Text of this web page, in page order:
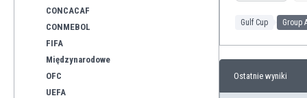
CONCACAF
CONMEBOL
FIFA
Międzynarodowe
OFC
UEFA
Gulf Cup Group
Ostatnie wyniki